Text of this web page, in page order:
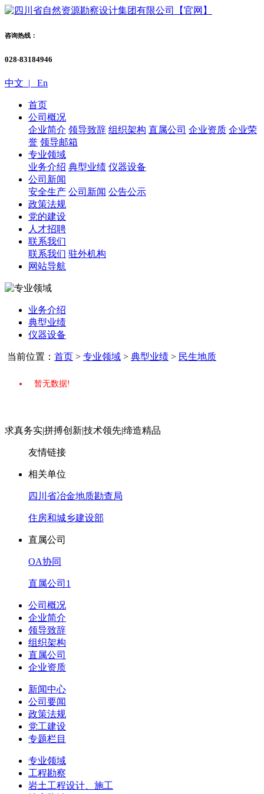
咨询热线：
028-83184946
中文 | En
首页
公司概况
企业简介 领导致辞 组织架构 直属公司 企业资质 企业荣
誉 领导邮箱
专业领域
业务介绍 典型业绩 仪器设备
公司新闻
安全生产 公司新闻 公告公示
政策法规
党的建设
人才招聘
联系我们
联系我们 驻外机构
网站导航
业务介绍
典型业绩
仪器设备
当前位置： 首页 > 专业领域 > 典型业绩 > 民生地质
暂无数据!
求真务实|拼搏创新|技术领先|缔造精品
友情链接
相关单位
四川省冶金地质勘查局
住房和城乡建设部
直属公司
OA协同
直属公司1
公司概况
企业简介
领导致辞
组织架构
直属公司
企业资质
新闻中心
公司要闻
政策法规
党工建设
专题栏目
专业领域
工程勘察
岩土工程设计、施工